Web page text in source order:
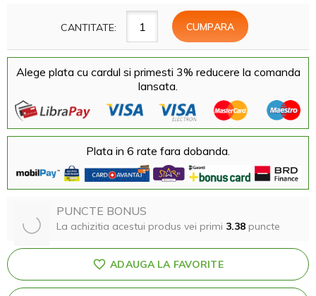
CANTITATE:
Alege plata cu cardul si primesti 3% reducere la comanda
lansata.
Plata in 6 rate fara dobanda.
PUNCTE BONUS
La achizitia acestui produs vei primi 3.38 puncte
ADAUGA LA FAVORITE